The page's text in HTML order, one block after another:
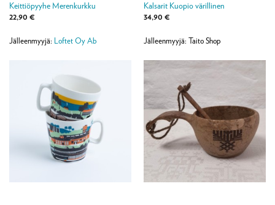
Keittiöpyyhe Merenkurkku
22,90 €
Jälleenmyyjä: Loftet Oy Ab
Kalsarit Kuopio värillinen
34,90 €
Jälleenmyyjä: Taito Shop